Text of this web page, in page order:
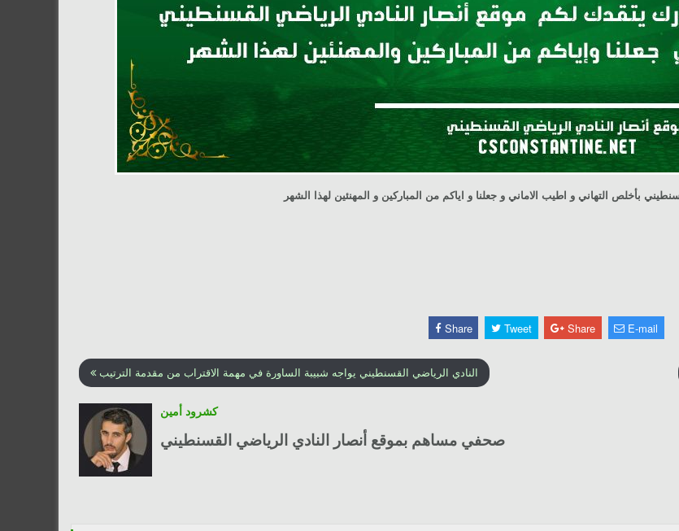
بأخلص التهاني و اطيب الاماني و جعلنا و اياكم من المباركين و المهنئين لهذا الشهر
Share Tweet Share E-mail
النادي الرياضي القسنطيني يواجه شبيبة الساورة في مهمة الاقتراب من مقدمة الترتيب
كشرود أمين
صحفي مساهم بموقع أنصار النادي الرياضي القسنطيني